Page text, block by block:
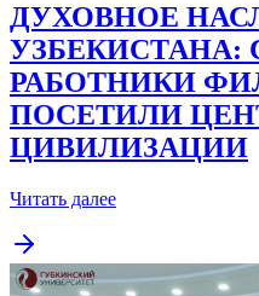
ДУХОВНОЕ
УЗБЕКИСТАНА:
РАБОТНИКИ
ПОСЕТИЛИ
ЦИВИЛИЗАЦИИ
Читать далее